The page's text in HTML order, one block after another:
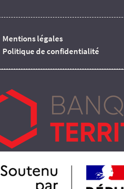
Mentions légales
Politique de confidentialité